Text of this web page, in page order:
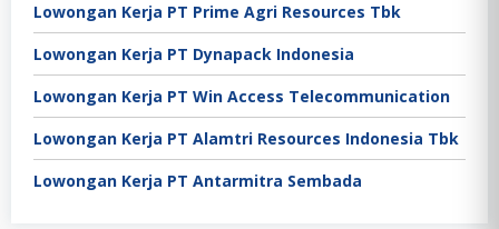
Lowongan Kerja PT Prime Agri Resources Tbk
Lowongan Kerja PT Dynapack Indonesia
Lowongan Kerja PT Win Access Telecommunication
Lowongan Kerja PT Alamtri Resources Indonesia Tbk
Lowongan Kerja PT Antarmitra Sembada